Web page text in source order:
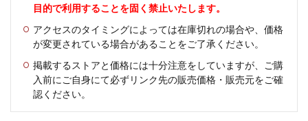
目的で利用することを固く禁止いたします。
アクセスのタイミングによっては在庫切れの場合や、価格
が変更されている場合があることをご了承ください。
掲載するストアと価格には十分注意をしていますが、ご購
入前にご自身にて必ずリンク先の販売価格・販売元をご確
認ください。